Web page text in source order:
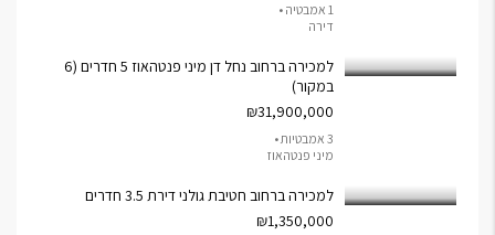
1 אמבטיה •
דירה
למכירה ברחוב נחל דן מיני פנטהאוז 5 חדרים (6
במקור)
₪31,900,000
3 אמבטיות •
מיני פנטהאוז
למכירה ברחוב חטיבת גולני דירת 3.5 חדרים
₪1,350,000